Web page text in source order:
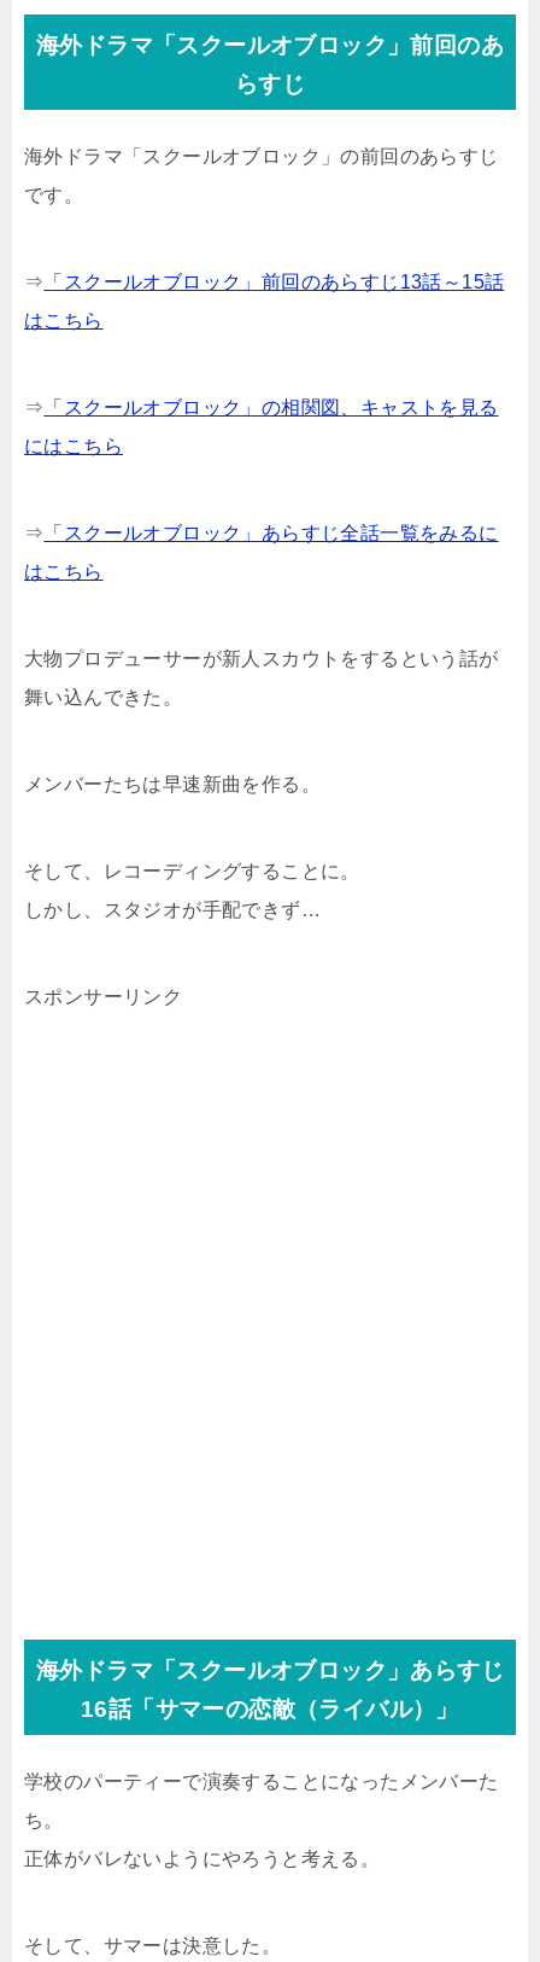
海外ドラマ「スクールオブロック」前回のあ
らすじ
海外ドラマ「スクールオブロック」の前回のあらすじ
です。
⇒ 「スクールオブロック」前回のあらすじ13話～15話
はこちら
⇒ 「スクールオブロック」の相関図、キャストを見る
にはこちら
⇒ 「スクールオブロック」あらすじ全話一覧をみるに
はこちら
大物プロデューサーが新人スカウトをするという話が
舞い込んできた。
メンバーたちは早速新曲を作る。
そして、レコーディングすることに。
しかし、スタジオが手配できず…
スポンサーリンク
海外ドラマ「スクールオブロック」あらすじ
16話「サマーの恋敵（ライバル）」
学校のパーティーで演奏することになったメンバーた
ち。
正体がバレないようにやろうと考える。
そして、サマーは決意した。